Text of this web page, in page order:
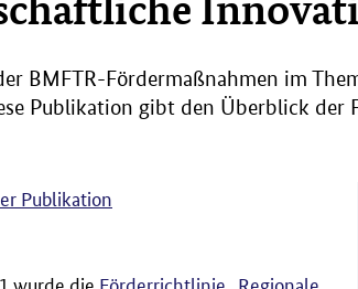
BMFTR-Fördermaßnahmen im
Publikation gibt den Überblick der
Publikation
wurde die Förderrichtlinie „Regionale